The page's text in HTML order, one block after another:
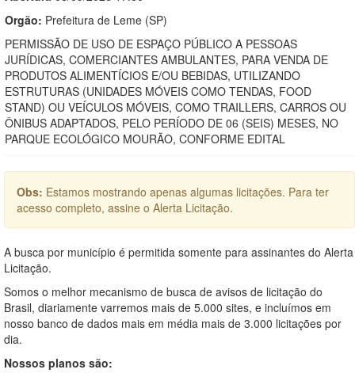
Orgão: Prefeitura de Leme (SP)
PERMISSÃO DE USO DE ESPAÇO PÚBLICO A PESSOAS
JURÍDICAS, COMERCIANTES AMBULANTES, PARA VENDA DE
PRODUTOS ALIMENTÍCIOS E/OU BEBIDAS, UTILIZANDO
ESTRUTURAS (UNIDADES MÓVEIS COMO TENDAS, FOOD
STAND) OU VEÍCULOS MÓVEIS, COMO TRAILLERS, CARROS OU
ÔNIBUS ADAPTADOS, PELO PERÍODO DE 06 (SEIS) MESES, NO
PARQUE ECOLÓGICO MOURÃO, CONFORME EDITAL
Obs: Estamos mostrando apenas algumas licitações. Para ter
acesso completo, assine o Alerta Licitação.
A busca por município é permitida somente para assinantes do Alerta
Licitação.
Somos o melhor mecanismo de busca de avisos de licitação do
Brasil, diariamente varremos mais de 5.000 sites, e incluímos em
nosso banco de dados mais em média mais de 3.000 licitações por
dia.
Nossos planos são: